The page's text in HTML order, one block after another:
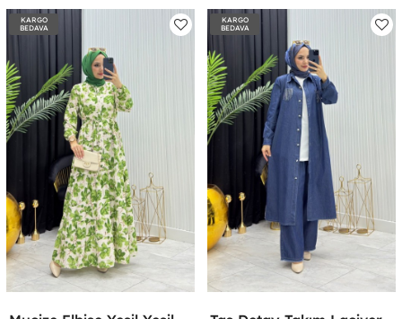
KARGO
BEDAVA
KARGO
BEDAVA